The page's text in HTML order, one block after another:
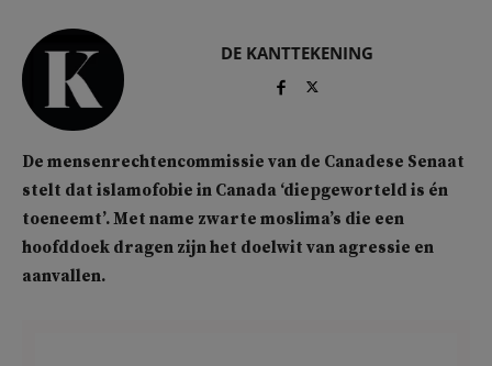
DE KANTTEKENING
De mensenrechtencommissie van de Canadese Senaat
stelt dat islamofobie in Canada ‘diepgeworteld is én
toeneemt’. Met name zwarte moslima’s die een
hoofddoek dragen zijn het doelwit van agressie en
aanvallen.